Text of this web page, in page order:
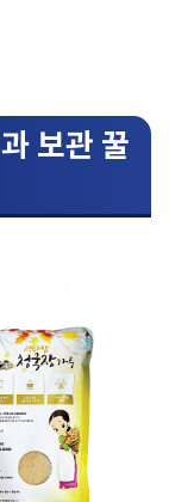
보관 꿀